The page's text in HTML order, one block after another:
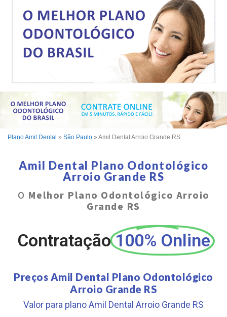
Plano Amil Dental » São Paulo » Amil Dental Arroio Grande RS
Amil Dental Plano Odontológico
Arroio Grande RS
O Melhor Plano Odontológico Arroio
Grande RS
Contratação 100% Online
Preços Amil Dental Plano Odontológico
Arroio Grande RS
Valor para plano Amil Dental Arroio Grande RS